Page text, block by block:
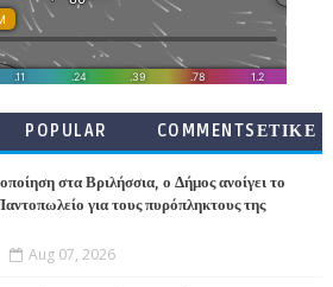
POPULAR
COMMENTSΕΤΙΚΕ
στα Βριλήσσια, ο Δήμος ανοίγει το
για τους πυρόπληκτους της
Aug 07, 2026